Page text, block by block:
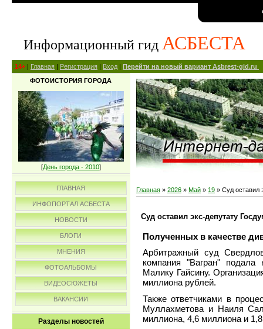
Информационный гид АСБЕСТА
14+ | Главная | Регистрация | Вход | Перейти на новый вариант Asbrest-gid.ru
ФОТОИСТОРИЯ ГОРОДА
[День города - 2010]
ГЛАВНАЯ
ИНФОПОРТАЛ АСБЕСТА
НОВОСТИ
БЛОГИ
МНЕНИЯ
ФОТОАЛЬБОМЫ
ВИДЕОСЮЖЕТЫ
ВАКАНСИИ
Разделы новостей
Главная » 2026 » Май » 19 » Суд оставил
Суд оставил экс-депутату
Полученных в качестве
Арбитражный суд
компания "Вагран"
Малику Гайсину.
миллиона рублей.
Также ответчиками в
Муллахметова и Наиля
миллиона, 4,6 миллиона и